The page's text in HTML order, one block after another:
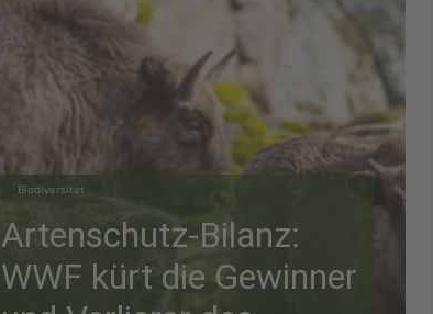
Biodiversität
Artenschutz-Bilanz:
WWF kürt die Gewinner